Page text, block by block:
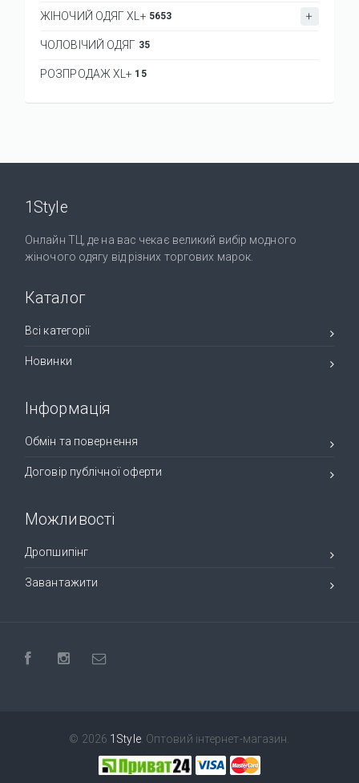
ЖІНОЧИЙ ОДЯГ XL+ 5653
ЧОЛОВІЧИЙ ОДЯГ 35
РОЗПРОДАЖ XL+ 15
1Style
Онлайн ТЦ, де на вас чекає великий вибір модного
жіночого одягу від різних торгових марок.
Каталог
Всі категорії
Новинки
Інформація
Обмін та повернення
Договір публічної оферти
Можливості
Дропшипінг
Завантажити
© 2026 1Style. Оптовий інтернет-магазин.